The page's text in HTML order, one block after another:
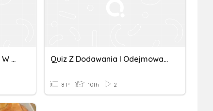
Dodawanie I Odejmowanie W Zakresie 20 Quiz Z Dodawania I Odejmowania W Zakresie 100
8 P 10th 2